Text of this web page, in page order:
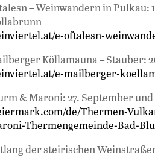
– Weinwandern in Pulkau:
e-oftalesn-
Köllamauna – Stauber:
e-mailberger-
& Maroni: 27. September
de/Thermen-
Thermengemeinde-Bad-
der steirischen